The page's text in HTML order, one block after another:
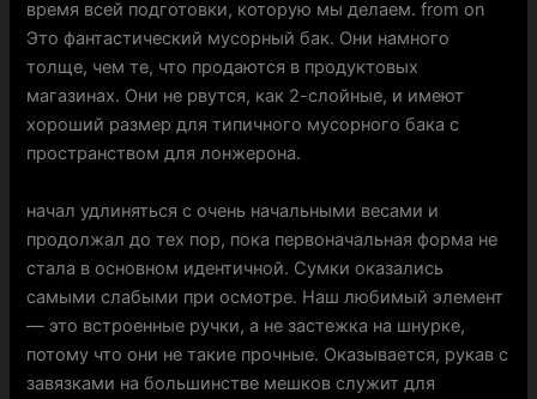
время всей подготовки, которую мы делаем. from on
Это фантастический мусорный бак. Они намного
толще, чем те, что продаются в продуктовых
магазинах. Они не рвутся, как 2-слойные, и имеют
хороший размер для типичного мусорного бака с
пространством для лонжерона.
начал удлиняться с очень начальными весами и
продолжал до тех пор, пока первоначальная форма не
стала в основном идентичной. Сумки оказались
самыми слабыми при осмотре. Наш любимый элемент
— это встроенные ручки, а не застежка на шнурке,
потому что они не такие прочные. Оказывается, рукав с
завязками на большинстве мешков служит для